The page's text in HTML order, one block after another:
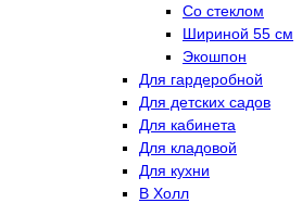
Со стеклом
Шириной 55 см
Экошпон
Для гардеробной
Для детских садов
Для кабинета
Для кладовой
Для кухни
В Холл